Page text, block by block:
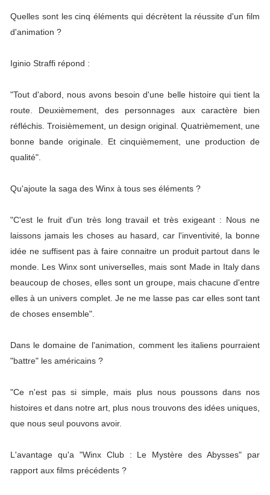
Quelles sont les cinq éléments qui décrètent la réussite d'un film
d'animation ?
Iginio Straffi répond :
"Tout d'abord, nous avons besoin d'une belle histoire qui tient la
route. Deuxièmement, des personnages aux caractère bien
réfléchis. Troisièmement, un design original. Quatrièmement, une
bonne bande originale. Et cinquièmement, une production de
qualité".
Qu'ajoute la saga des Winx à tous ses éléments ?
"C'est le fruit d'un très long travail et très exigeant : Nous ne
laissons jamais les choses au hasard, car l'inventivité, la bonne
idée ne suffisent pas à faire connaitre un produit partout dans le
monde. Les Winx sont universelles, mais sont Made in Italy dans
beaucoup de choses, elles sont un groupe, mais chacune d'entre
elles à un univers complet. Je ne me lasse pas car elles sont tant
de choses ensemble".
Dans le domaine de l'animation, comment les italiens pourraient
"battre" les américains ?
"Ce n'est pas si simple, mais plus nous poussons dans nos
histoires et dans notre art, plus nous trouvons des idées uniques,
que nous seul pouvons avoir.
L'avantage qu'a "Winx Club : Le Mystère des Abysses" par
rapport aux films précédents ?